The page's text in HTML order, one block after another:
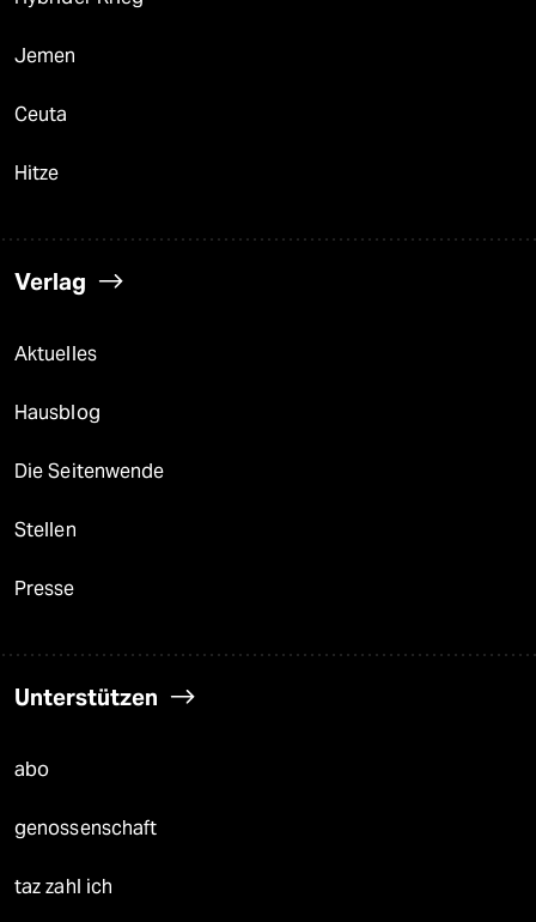
Jemen
Ceuta
Hitze
Verlag
Aktuelles
Hausblog
Die Seitenwende
Stellen
Presse
Unterstützen
abo
genossenschaft
taz zahl ich